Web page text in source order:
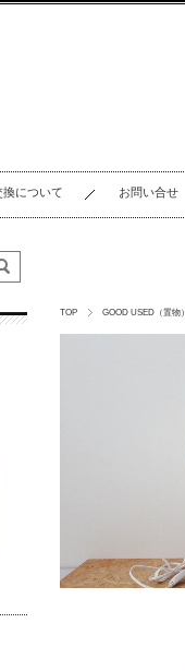
換について お問い合せ
TOP GOOD USED（置物）